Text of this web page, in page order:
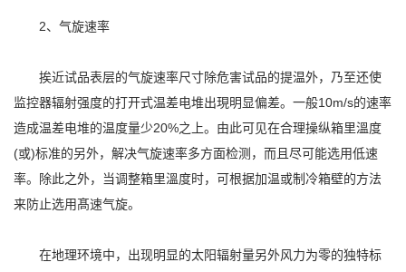
2、气旋速率
挨近试品表层的气旋速率尺寸除危害试品的提温外，乃至还使
监控器辐射强度的打开式温差电堆出現明显偏差。一般10m/s的速率
造成温差电堆的温度量少20%之上。由此可见在合理操纵箱里溫度
(或)标准的另外，解决气旋速率多方面检测，而且尽可能选用低速
率。除此之外，当调整箱里溫度时，可根据加温或制冷箱壁的方法
来防止选用髙速气旋。
在地理环境中，出现明显的太阳辐射量另外风力为零的独特标